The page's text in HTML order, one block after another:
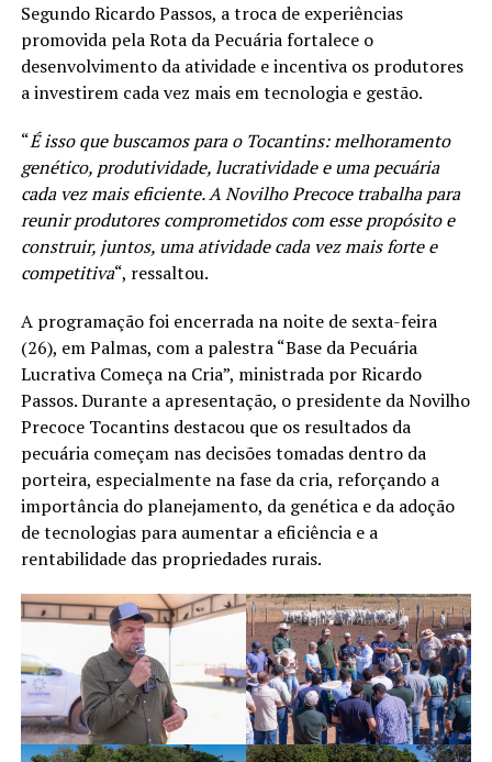
Segundo Ricardo Passos, a troca de experiências
promovida pela Rota da Pecuária fortalece o
desenvolvimento da atividade e incentiva os produtores
a investirem cada vez mais em tecnologia e gestão.
“É isso que buscamos para o Tocantins: melhoramento
genético, produtividade, lucratividade e uma pecuária
cada vez mais eficiente. A Novilho Precoce trabalha para
reunir produtores comprometidos com esse propósito e
construir, juntos, uma atividade cada vez mais forte e
competitiva“, ressaltou.
A programação foi encerrada na noite de sexta-feira
(26), em Palmas, com a palestra “Base da Pecuária
Lucrativa Começa na Cria”, ministrada por Ricardo
Passos. Durante a apresentação, o presidente da Novilho
Precoce Tocantins destacou que os resultados da
pecuária começam nas decisões tomadas dentro da
porteira, especialmente na fase da cria, reforçando a
importância do planejamento, da genética e da adoção
de tecnologias para aumentar a eficiência e a
rentabilidade das propriedades rurais.